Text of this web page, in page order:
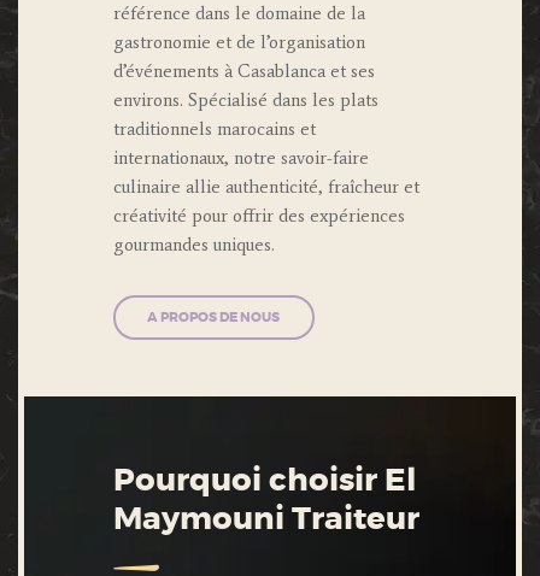
référence dans le domaine de la
gastronomie et de l’organisation
d’événements à Casablanca et ses
environs. Spécialisé dans les plats
traditionnels marocains et
internationaux, notre savoir-faire
culinaire allie authenticité, fraîcheur et
créativité pour offrir des expériences
gourmandes uniques.
A PROPOS DE NOUS
Pourquoi choisir El
Maymouni Traiteur